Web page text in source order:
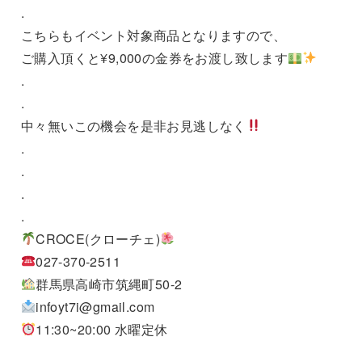
.
こちらもイベント対象商品となりますので、
ご購入頂くと¥9,000の金券をお渡し致します
.
.
中々無いこの機会を是非お見逃しなく
.
.
.
.
CROCE(クローチェ)
027-370-2511
群馬県高崎市筑縄町50-2
infoyt7i@gmail.com
11:30~20:00 水曜定休